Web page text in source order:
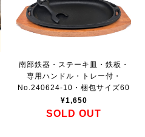
南部鉄器・ステーキ皿・鉄板・
専用ハンドル・トレー付・
No.240624-10・梱包サイズ60
¥1,650
SOLD OUT